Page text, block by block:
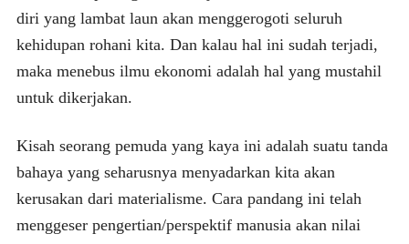
diri yang lambat laun akan menggerogoti seluruh
kehidupan rohani kita. Dan kalau hal ini sudah terjadi,
maka menebus ilmu ekonomi adalah hal yang mustahil
untuk dikerjakan.
Kisah seorang pemuda yang kaya ini adalah suatu tanda
bahaya yang seharusnya menyadarkan kita akan
kerusakan dari materialisme. Cara pandang ini telah
menggeser pengertian/perspektif manusia akan nilai